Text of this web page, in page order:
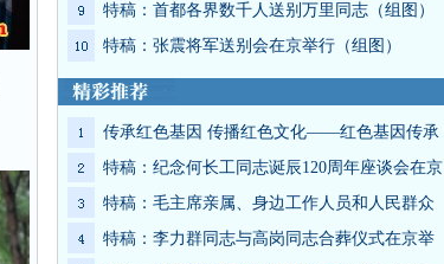
特稿：首都各界数千人送别万里同志（组图）
特稿：张震将军送别会在京举行（组图）
传承红色基因 传播红色文化——红色基因传承
特稿：纪念何长工同志诞辰120周年座谈会在京
特稿：毛主席亲属、身边工作人员和人民群众
特稿：李力群同志与高岗同志合葬仪式在京举